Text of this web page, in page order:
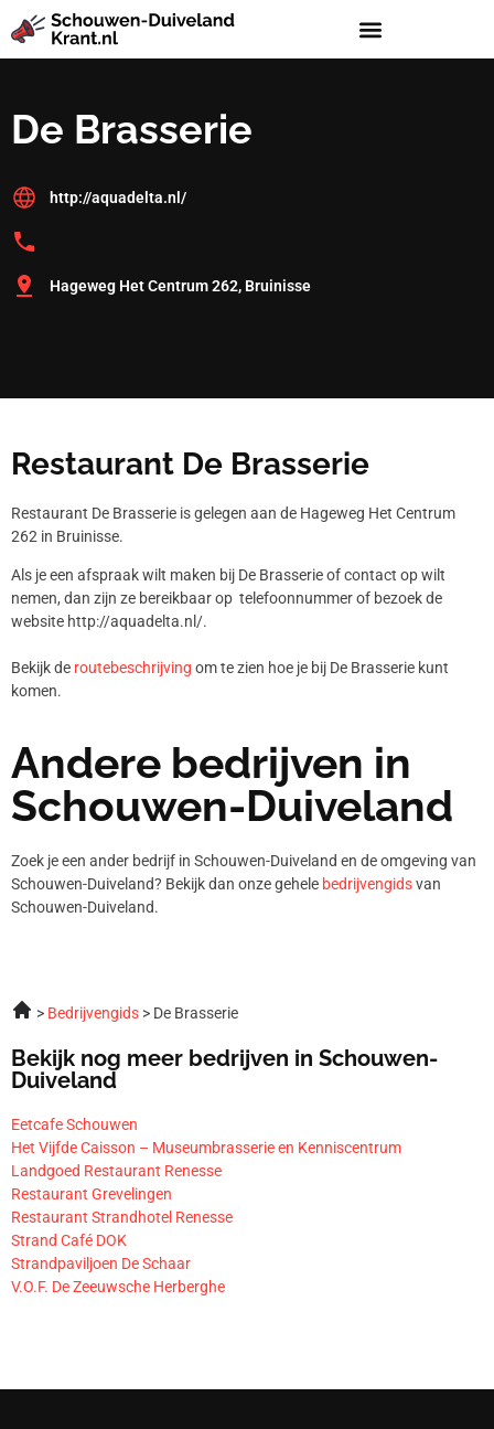
De Brasserie
http://aquadelta.nl/
Hageweg Het Centrum 262, Bruinisse
Restaurant De Brasserie
Restaurant De Brasserie is gelegen aan de Hageweg Het Centrum
262 in Bruinisse.
Als je een afspraak wilt maken bij De Brasserie of contact op wilt
nemen, dan zijn ze bereikbaar op telefoonnummerof bezoek de
website http://aquadelta.nl/.
Bekijk de routebeschrijving om te zien hoe je bij De Brasserie kunt
komen.
Andere bedrijven in
Schouwen-Duiveland
Zoek je een ander bedrijf in Schouwen-Duiveland en de omgeving van
Schouwen-Duiveland? Bekijk dan onze gehele bedrijvengidsvan
Schouwen-Duiveland.
Bedrijvengids De Brasserie
Bekijk nog meer bedrijven in Schouwen-
Duiveland
Eetcafe Schouwen
Het Vijfde Caisson – Museumbrasserie en Kenniscentrum
Landgoed Restaurant Renesse
Restaurant Grevelingen
Restaurant Strandhotel Renesse
Strand Café DOK
Strandpaviljoen De Schaar
V.O.F. De Zeeuwsche Herberghe